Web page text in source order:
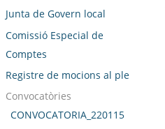
Junta de Govern local
Comissió Especial de
Comptes
Registre de mocions al ple
Convocatòries
CONVOCATORIA_220115